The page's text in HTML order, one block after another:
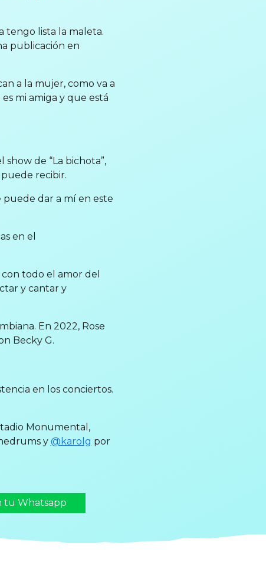
tengo lista la maleta.
publicación en
a la mujer, como va a
mi amiga y que está
de “La bichota”,
recibir.
puede dar a mí en este
en el
todo el amor del
y cantar y
En 2022, Rose
Becky G.
en los conciertos.
Monumental,
y @karolg por
tu Whatsapp